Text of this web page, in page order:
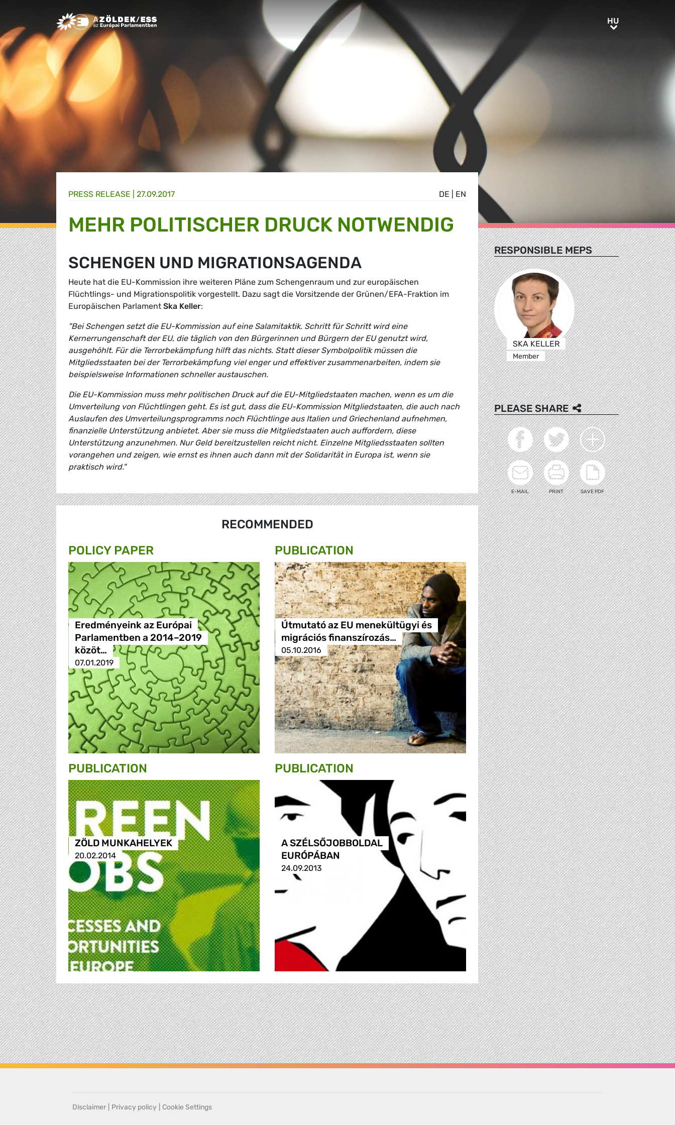
Greens/EFA Home HUHU
DE EN
PRESS RELEASE | 27.09.2017
MEHR POLITISCHER DRUCK NOTWENDIG
SCHENGEN UND MIGRATIONSAGENDA
Heute hat die EU-Kommission ihre weiteren Pläne zum Schengenraum und zur europäischen
Flüchtlings- und Migrationspolitik vorgestellt. Dazu sagt die Vorsitzende der Grünen/EFA-Fraktion im
Europäischen Parlament Ska Keller:
"Bei Schengen setzt die EU-Kommission auf eine Salamitaktik. Schritt für Schritt wird eine
Kernerrungenschaft der EU, die täglich von den Bürgerinnen und Bürgern der EU genutzt wird,
ausgehöhlt. Für die Terrorbekämpfung hilft das nichts. Statt dieser Symbolpolitik müssen die
Mitgliedsstaaten bei der Terrorbekämpfung viel enger und effektiver zusammenarbeiten, indem sie
beispielsweise Informationen schneller austauschen.
Die EU-Kommission muss mehr politischen Druck auf die EU-Mitgliedstaaten machen, wenn es um die
Umverteilung von Flüchtlingen geht. Es ist gut, dass die EU-Kommission Mitgliedstaaten, die auch nach
Auslaufen des Umverteilungsprogramms noch Flüchtlinge aus Italien und Griechenland aufnehmen,
finanzielle Unterstützung anbietet. Aber sie muss die Mitgliedstaaten auch auffordern, diese
Unterstützung anzunehmen. Nur Geld bereitzustellen reicht nicht. Einzelne Mitgliedsstaaten sollten
vorangehen und zeigen, wie ernst es ihnen auch dann mit der Solidarität in Europa ist, wenn sie
praktisch wird."
RECOMMENDED
POLICY PAPER
Eredményeink az Európai
Parlamentben a 2014–2019
közöt…
07.01.2019
PUBLICATION
Útmutató az EU menekültügyi és
migrációs finanszírozás…
05.10.2016
PUBLICATION
ZÖLD MUNKAHELYEK
20.02.2014
PUBLICATION
A SZÉLSŐJOBBOLDAL
EURÓPÁBAN
24.09.2013
RESPONSIBLE MEPS
SKA KELLER
Member
PLEASE SHARE
E-MAIL PRINT SAVE PDF
Disclaimer Privacy policy Cookie Settings